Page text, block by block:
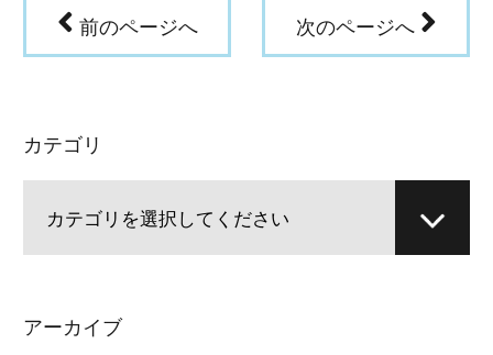
前のページへ 次のページへ
カテゴリ
アーカイブ